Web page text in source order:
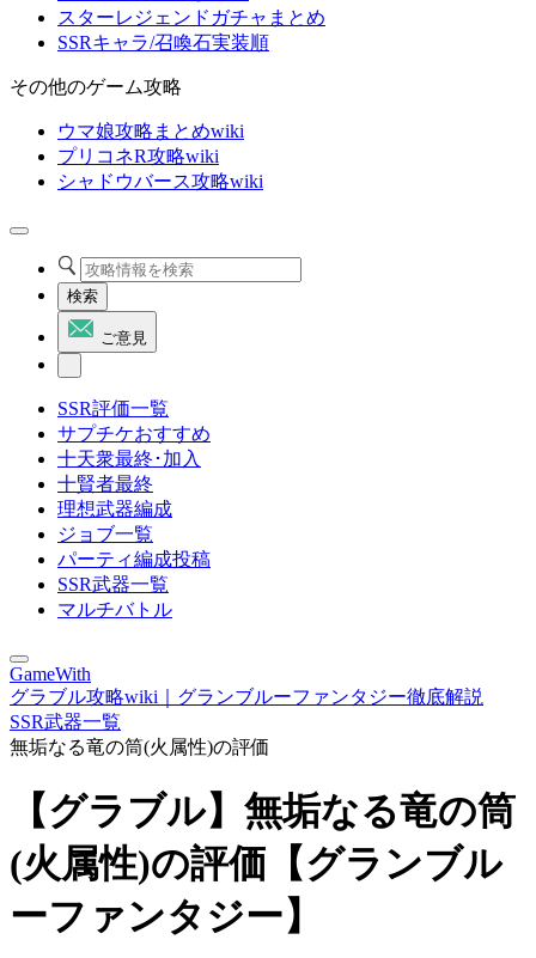
スターレジェンドガチャまとめ
SSRキャラ/召喚石実装順
その他のゲーム攻略
ウマ娘攻略まとめwiki
プリコネR攻略wiki
シャドウバース攻略wiki
検索
ご意見
SSR評価一覧
サプチケおすすめ
十天衆最終･加入
十賢者最終
理想武器編成
ジョブ一覧
パーティ編成投稿
SSR武器一覧
マルチバトル
GameWith
グラブル攻略wiki｜グランブルーファンタジー徹底解説
SSR武器一覧
無垢なる竜の筒(火属性)の評価
【グラブル】無垢なる竜の筒
(火属性)の評価【グランブル
ーファンタジー】